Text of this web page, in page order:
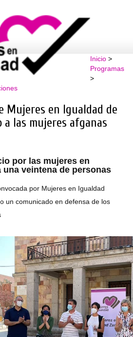
Inicio>
Programas
>
Mujeres en Igualdad de
a las mujeres afganas
por las mujeres en
veintena de personas
por Mujeres en Igualdad
un comunicado en defensa de los